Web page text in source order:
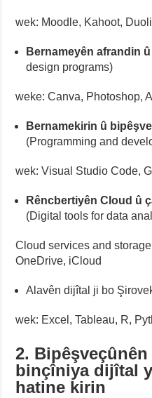
wek: Moodle, Kahoot,
Bernameyên afrandin
design programs)
weke: Canva, Photoshop,
Bernamekirin û
(Programming and
wek: Visual Studio Code,
Rêncbertiyên Cloud û
(Digital tools for data
Cloud services and
OneDrive, iCloud
Alavên dijîtal ji bo
wek: Excel, Tableau, R,
2.
binçîniya dijîtal
hatine kirin